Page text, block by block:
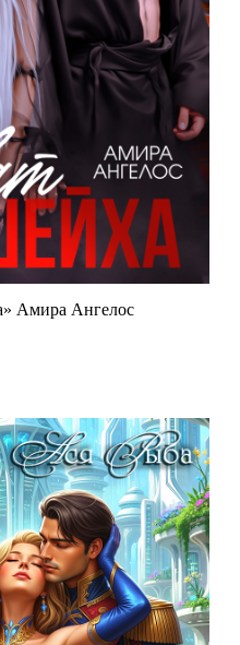
Амира Ангелос